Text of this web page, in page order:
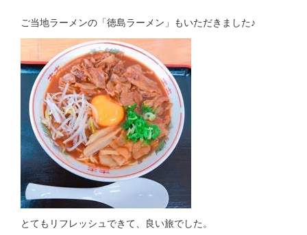
ご当地ラーメンの「徳島ラーメン」もいただきました♪
とてもリフレッシュできて、良い旅でした。